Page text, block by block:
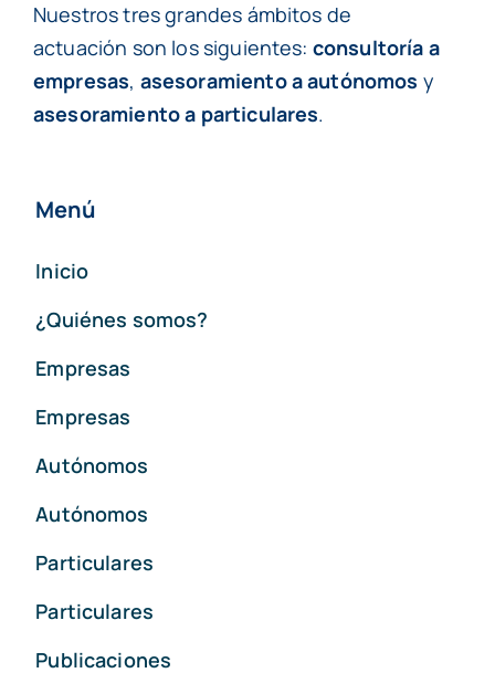
Nuestros tres grandes ámbitos de
actuación son los siguientes: consultoría a
empresas, asesoramiento a autónomos y
asesoramiento a particulares.
Menú
Inicio
¿Quiénes somos?
Empresas
Empresas
Autónomos
Autónomos
Particulares
Particulares
Publicaciones